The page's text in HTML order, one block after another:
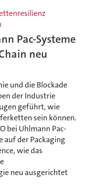
Pac-Systeme
neu
und die Blockade
der Industrie
geführt, wie
sein können.
bei Uhlmann Pac-
auf der Packaging
wie das
neu ausgerichtet